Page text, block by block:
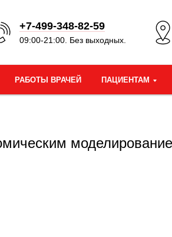
+7-499-348-82-59
09:00-21:00. Без выходных.
РАБОТЫ ВРАЧЕЙ ПАЦИЕНТАМ